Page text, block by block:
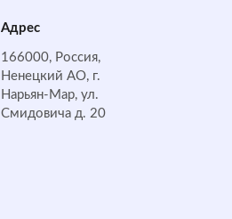
Адрес
166000, Россия,
Ненецкий АО, г.
Нарьян-Мар, ул.
Смидовича д. 20